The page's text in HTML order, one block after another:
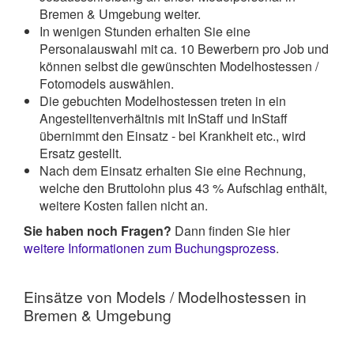
Bremen & Umgebung weiter.
In wenigen Stunden erhalten Sie eine
Personalauswahl mit ca. 10 Bewerbern pro Job und
können selbst die gewünschten Modelhostessen /
Fotomodels auswählen.
Die gebuchten Modelhostessen treten in ein
Angestelltenverhältnis mit InStaff und InStaff
übernimmt den Einsatz - bei Krankheit etc., wird
Ersatz gestellt.
Nach dem Einsatz erhalten Sie eine Rechnung,
welche den Bruttolohn plus 43 % Aufschlag enthält,
weitere Kosten fallen nicht an.
Sie haben noch Fragen? Dann finden Sie hier
weitere Informationen zum Buchungsprozess.
Einsätze von Models / Modelhostessen in
Bremen & Umgebung